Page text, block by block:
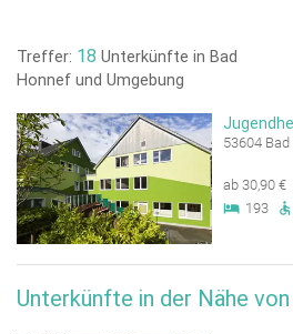
Treffer: 18 Unterkünfte in Bad
Honnef und Umgebung
53604
ab 30,90 €
193
Unterkünfte in der Nähe